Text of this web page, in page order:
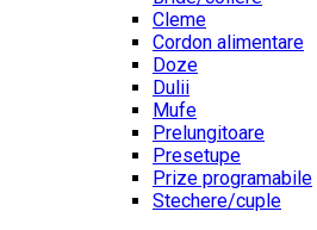
Cleme
Cordon alimentare
Doze
Dulii
Mufe
Prelungitoare
Presetupe
Prize programabile
Stechere/cuple